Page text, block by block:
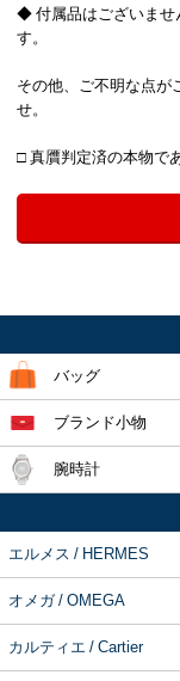
◆ 付属品はございませ
す。
その他、ご不明な点が
せ。
□ 真贋判定済の本物で
バッグ
ブランド小物
腕時計
エルメス / HERMES
オメガ / OMEGA
カルティエ / Cartier